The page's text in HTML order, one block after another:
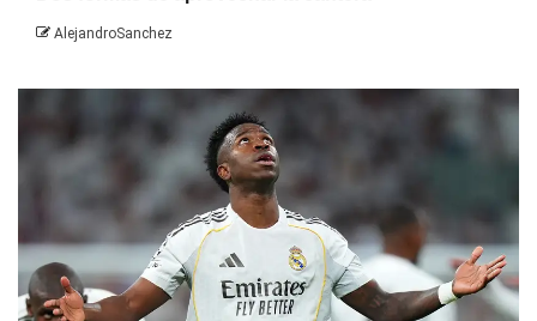
AlejandroSanchez